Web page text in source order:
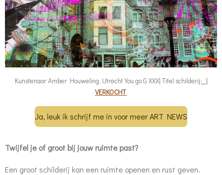
Kunstenaar Amber Houweling, Utrecht You go G XXX| Titel schilderij: |
VERKOCHT
Ja, leuk ik schrijf me in voor meer ART NEWS
Twijfel je of groot bij jouw ruimte past?
Een groot schilderij kan een ruimte openen en rust geven.